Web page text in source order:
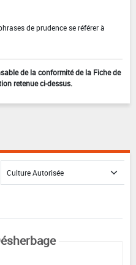
de prudence se référer à
de la conformité de la Fiche de
retenue ci-dessus.